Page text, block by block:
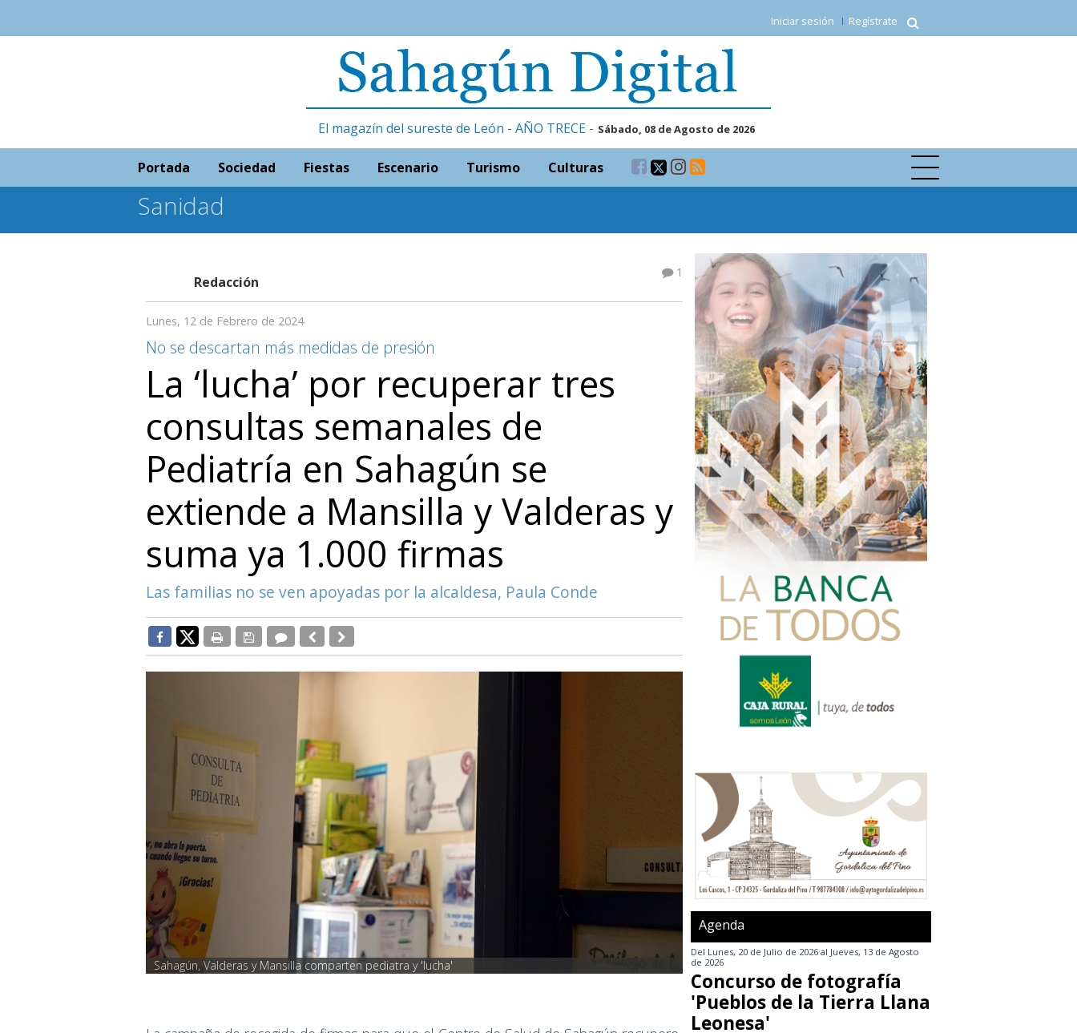
Iniciar sesión Regístrate
El magazín del sureste de León - AÑO TRECE - Sábado, 08 de Agosto de 2026
Portada Sociedad Fiestas Escenario Turismo Culturas
Sanidad
Redacción
1
Lunes, 12 de Febrero de 2024
No se descartan más medidas de presión
La ‘lucha’ por recuperar tres
consultas semanales de
Pediatría en Sahagún se
extiende a Mansilla y Valderas y
suma ya 1.000 firmas
Las familias no se ven apoyadas por la alcaldesa, Paula Conde
Sahagún, Valderas y Mansilla comparten pediatra y 'lucha'
Agenda
Del Lunes, 20 de Julio de 2026 al Jueves, 13 de Agosto
de 2026
Concurso de fotografía
'Pueblos de la Tierra Llana
Leonesa'